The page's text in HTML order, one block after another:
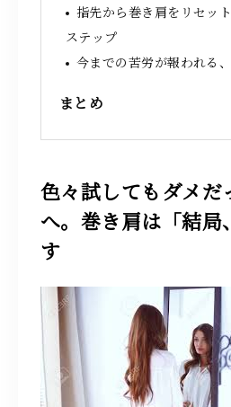
指先から巻き肩をリセッ
ステップ
今までの苦労が報われる
まとめ
色々試してもダメだ
へ。巻き肩は「結局
す